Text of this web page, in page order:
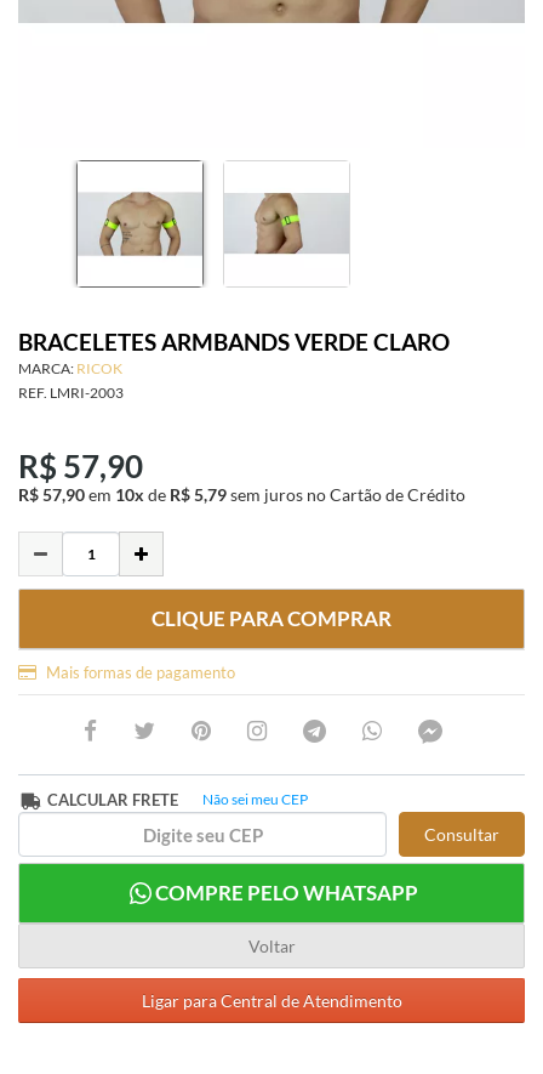
SAÚDE ÍNTIMA
BRINCADEIRAS
INFORMAÇÕES
BRACELETES ARMBANDS VERDE CLARO
MARCA: RICOK
REF. LMRI-2003
R$ 57,90
R$ 57,90em 10x de R$ 5,79sem juros no Cartão de Crédito
CLIQUE PARA COMPRAR
Mais formas de pagamento
CALCULAR FRETE Não sei meu CEP
Consultar
COMPRE PELO WHATSAPP
Voltar
Ligar para Central de Atendimento